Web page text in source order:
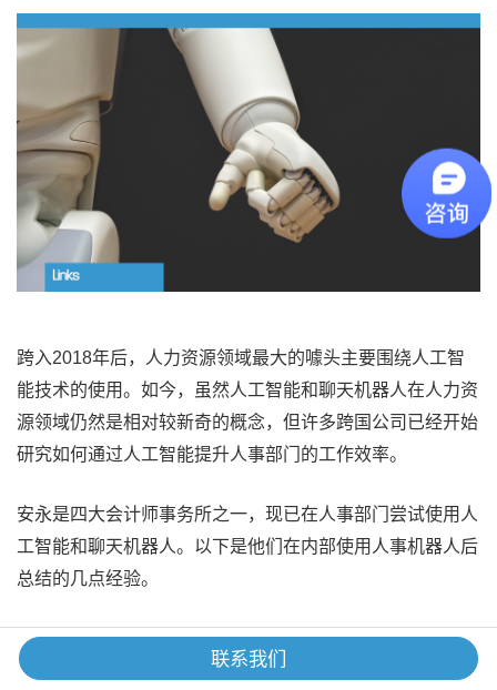
跨入2018年后，人力资源领域最大的噱头主要围绕人工智
能技术的使用。如今，虽然人工智能和聊天机器人在人力资
源领域仍然是相对较新奇的概念，但许多跨国公司已经开始
研究如何通过人工智能提升人事部门的工作效率。
安永是四大会计师事务所之一，现已在人事部门尝试使用人
工智能和聊天机器人。以下是他们在内部使用人事机器人后
总结的几点经验。
联系我们